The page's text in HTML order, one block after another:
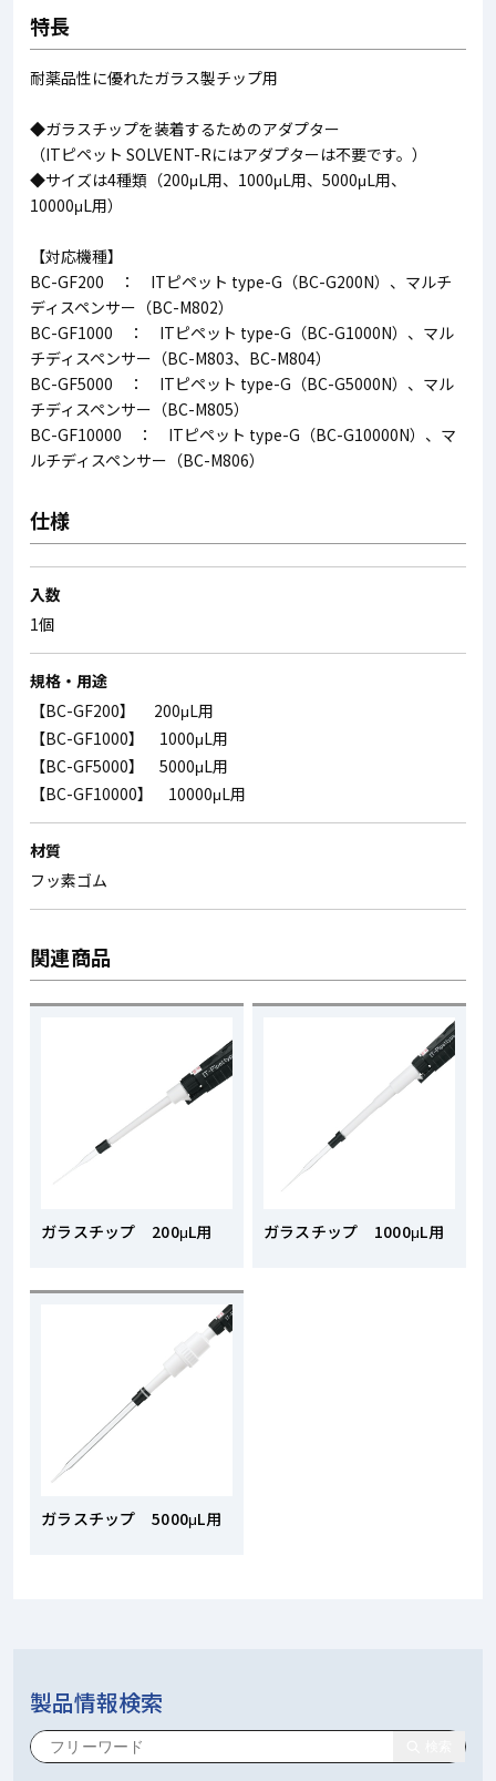
特長
耐薬品性に優れたガラス製チップ用
◆ガラスチップを装着するためのアダプター
（ITピペット SOLVENT-Rにはアダプターは不要です。）
◆サイズは4種類（200μL用、1000μL用、5000μL用、
10000μL用）
【対応機種】
BC-GF200 ： ITピペット type-G（BC-G200N）、マルチ
ディスペンサー（BC-M802）
BC-GF1000 ： ITピペット type-G（BC-G1000N）、マル
チディスペンサー（BC-M803、BC-M804）
BC-GF5000 ： ITピペット type-G（BC-G5000N）、マル
チディスペンサー（BC-M805）
BC-GF10000 ： ITピペット type-G（BC-G10000N）、マ
ルチディスペンサー（BC-M806）
仕様
入数
1個
規格・用途
【BC-GF200】 200μL用
【BC-GF1000】 1000μL用
【BC-GF5000】 5000μL用
【BC-GF10000】 10000μL用
材質
フッ素ゴム
関連商品
ガラスチップ 200μL用 ガラスチップ 1000μL用
ガラスチップ 5000μL用
製品情報検索